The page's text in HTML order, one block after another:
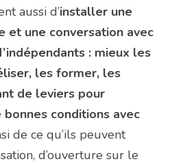
aussi d’installer une
et une conversation avec
: mieux les
les former, les
de leviers pour
conditions avec
de ce qu’ils peuvent
d’ouverture sur le